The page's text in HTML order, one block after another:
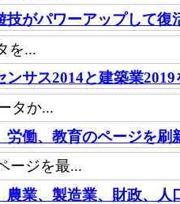
技がパワーアップして復
を...
ンサス2014と建築業2019
タか...
労働、教育のページを刷
ージを最...
農業、製造業、財政、人